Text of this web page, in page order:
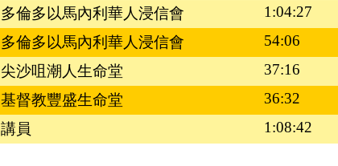
多倫多以馬內利華人浸信會
1:04:27
多倫多以馬內利華人浸信會
54:06
尖沙咀潮人生命堂
37:16
基督教豐盛生命堂
36:32
講員 1:08:42